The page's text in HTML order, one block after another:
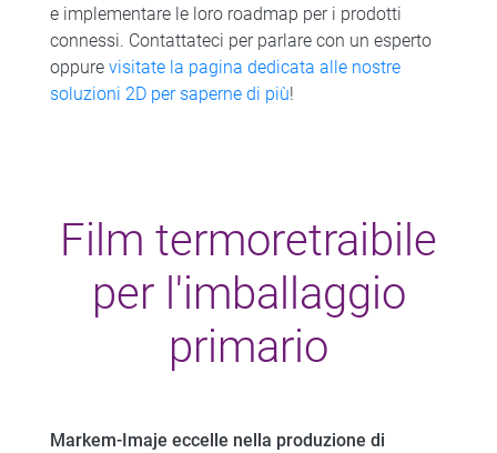
e implementare le loro roadmap per i prodotti
connessi. Contattateci per parlare con un esperto
oppure visitate la pagina dedicata alle nostre
soluzioni 2D per saperne di più!
Film termoretraibile
per l'imballaggio
primario
Markem-Imaje eccelle nella produzione di